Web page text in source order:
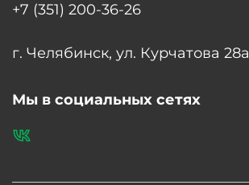
+7 (351) 200-36-26
г. Челябинск, ул. Курчатова 28а
Мы в социальных сетях